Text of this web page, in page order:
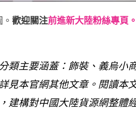
歡迎關注前進新大陸粉絲專頁。
類主要涵蓋：飾裝、義烏小
見本官網其他文章。閱讀本
建構對中國大陸貨源網整體